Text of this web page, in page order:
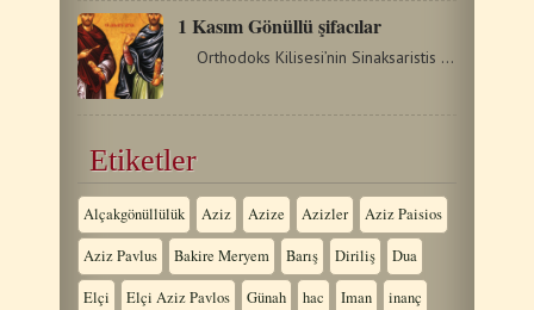
1 Kasım Gönüllü şifacılar
Orthodoks Kilisesi’nin Sinaksaristis Kitabından…
Etiketler
Alçakgönüllülük Aziz Azize Azizler Aziz Paisios
Aziz Pavlus Bakire Meryem Barış Diriliş Dua
Elçi Elçi Aziz Pavlos Günah hac Iman inanç